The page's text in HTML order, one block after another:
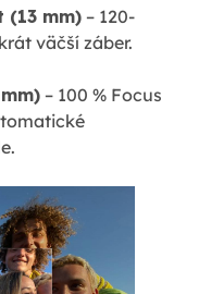
mm) – 120-
väčší záber.
– 100 % Focus